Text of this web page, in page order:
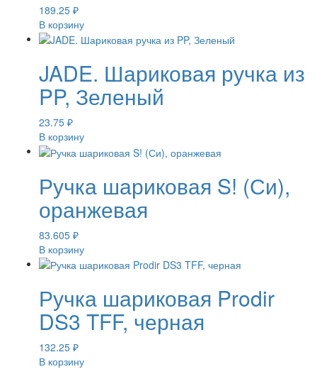
189.25 ₽
В корзину
JADE. Шариковая ручка из
PP, Зеленый
23.75 ₽
В корзину
Ручка шариковая S! (Си),
оранжевая
83.605 ₽
В корзину
Ручка шариковая Prodir
DS3 TFF, черная
132.25 ₽
В корзину